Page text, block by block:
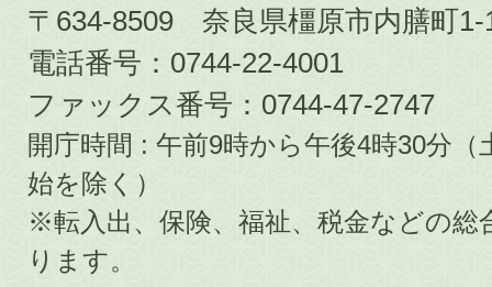
〒634-8509 奈良県橿原市内膳町1-
電話番号：0744-22-4001
ファックス番号：0744-47-2747
開庁時間 : 午前9時から午後4時30分（
始を除く）
※転入出、保険、福祉、税金などの総
ります。